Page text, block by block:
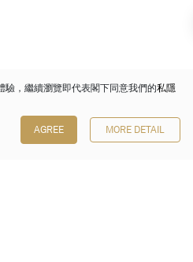
，繼續瀏覽即代表閣下同意我們的私隱
AGREE MORE DETAIL